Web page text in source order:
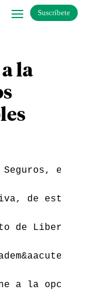
Suscríbete
la
en
de este
de Liberty
&aacute;
a la opci